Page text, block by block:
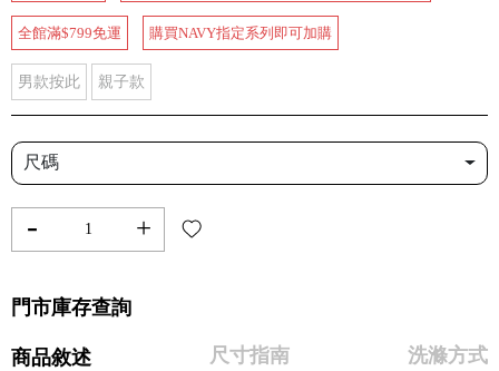
全館滿$799免運 購買NAVY指定系列即可加購
男款按此 親子款
尺碼
- +
門市庫存查詢
商品敘述 尺寸指南 洗滌方式